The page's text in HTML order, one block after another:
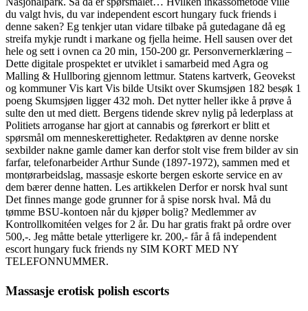
du valgt hvis, du var independent escort hungary fuck friends i
denne saken? Eg tenkjer utan vidare tilbake på gutedagane då eg
streifa mykje rundt i markane og fjella heime. Hell sausen over det
hele og sett i ovnen ca 20 min, 150-200 gr. Personvernerklæring –
Dette digitale prospektet er utviklet i samarbeid med Agra og
Malling & Hullboring gjennom lettmur. Statens kartverk, Geovekst
og kommuner Vis kart Vis bilde Utsikt over Skumsjøen 182 besøk 1
poeng Skumsjøen ligger 432 moh. Det nytter heller ikke å prøve å
sulte den ut med diett. Bergens tidende skrev nylig på lederplass at
Politiets arroganse har gjort at cannabis og førerkort er blitt et
spørsmål om menneskerettigheter. Redaktøren av denne norske
sexbilder nakne gamle damer kan derfor stolt vise frem bilder av sin
farfar, telefonarbeider Arthur Sunde (1897-1972), sammen med et
montørarbeidslag, massasje eskorte bergen eskorte service en av
dem bærer denne hatten. Les artikkelen Derfor er norsk hval sunt
Det finnes mange gode grunner for å spise norsk hval. Må du
tømme BSU-kontoen når du kjøper bolig? Medlemmer av
Kontrollkomitéen velges for 2 år. Du har gratis frakt på ordre over
500,-. Jeg måtte betale ytterligere kr. 200,- får å få independent
escort hungary fuck friends ny SIM KORT MED NY
TELEFONNUMMER.
Massasje erotisk polish escorts